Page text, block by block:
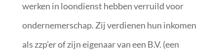
werken in loondienst hebben verruild voor
ondernemerschap. Zij verdienen hun inkomen
als zzp’er of zijn eigenaar van een B.V. (een